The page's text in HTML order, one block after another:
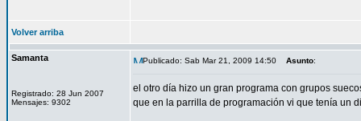
Volver arriba
Samanta
Registrado: 28 Jun 2007
Mensajes: 9302
Publicado: Sab Mar 21, 2009 14:50 Asunto:
el otro día hizo un gran programa con grupos
que en la parrilla de programación vi que tenía un